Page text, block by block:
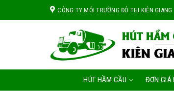
CÔNG TY MÔI TRƯỜNG ĐÔ THỊ KIÊN GIANG
HÚT HẦM CẦU ĐƠN GIÁ